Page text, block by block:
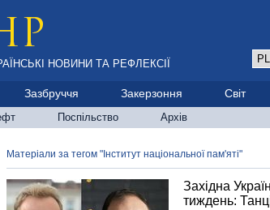
НОВИНИ ТА РЕФЛЕКСІЇ PL
Зазбруччя Закерзоння Світ
Поспільство Архів
Матеріали за тегом "Інститут національної пам'яті"
Західна
тиждень: